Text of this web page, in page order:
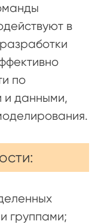
в
по
и данными,
группами;